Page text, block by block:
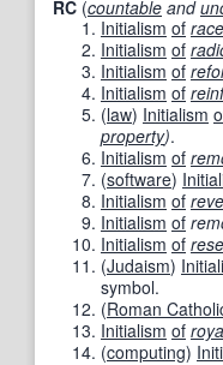
RC (countable and
Initialism of race
Initialism of
Initialism of
Initialism of
(law) Initialism
property).
Initialism of
(software)
Initialism of
Initialism of
Initialism of
(Judaism)
symbol.
(Roman
Initialism of
(computing)